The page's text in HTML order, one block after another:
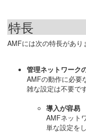
特長
AMFには次の特長があり
管理ネットワーク
AMFの動作に必要
雑な設定は不要です
導入が容易
AMFネット
単な設定を